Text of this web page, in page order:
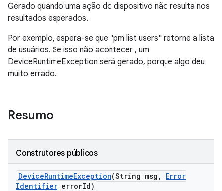
Gerado quando uma ação do dispositivo não resulta nos
resultados esperados.
Por exemplo, espera-se que "pm list users" retorne a lista
de usuários. Se isso não acontecer , um
DeviceRuntimeException será gerado, porque algo deu
muito errado.
Resumo
Construtores públicos
DeviceRuntimeException(String msg ,
Error
Identifier errorId)